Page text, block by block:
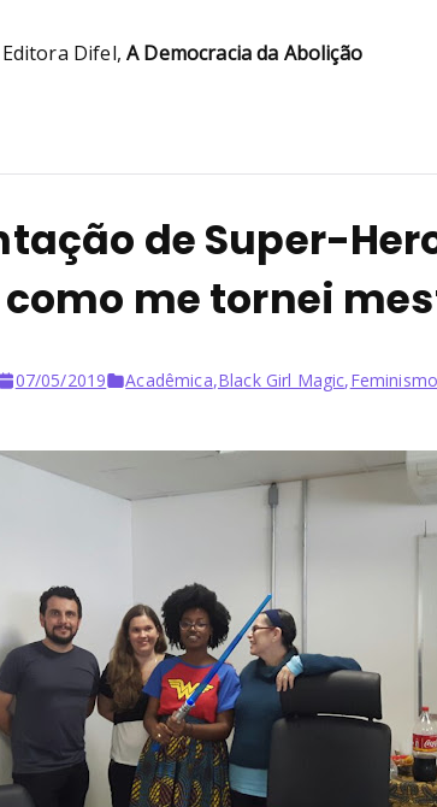
Editora Difel,A Democracia da Abolição
de Super-
me tornei
07/05/2019 Acadêmica,Black Girl Magic,